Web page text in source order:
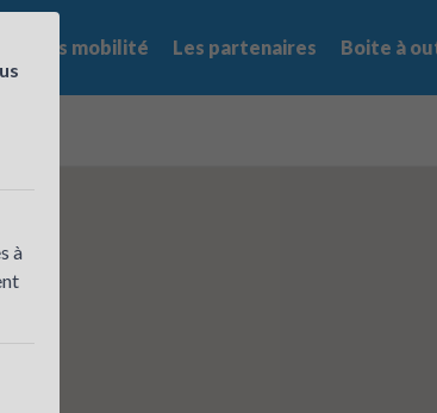
offres mobilité Les partenaires Boite à
à